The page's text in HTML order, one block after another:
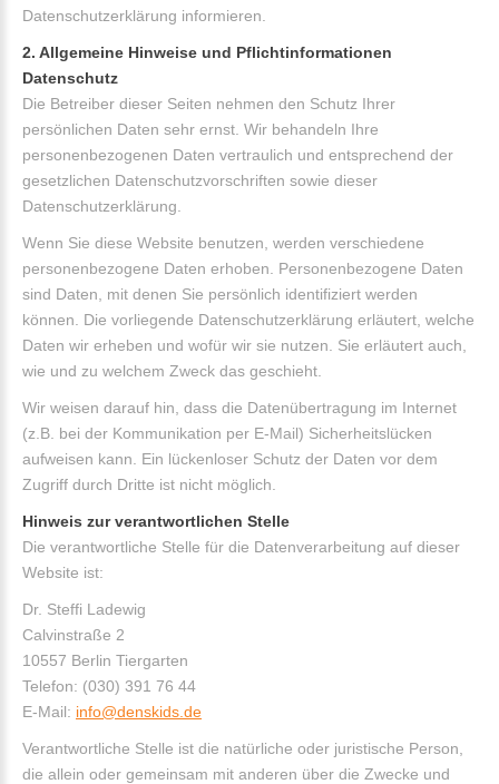
Datenschutzerklärung informieren.
2. Allgemeine Hinweise und Pflichtinformationen
Datenschutz
Die Betreiber dieser Seiten nehmen den Schutz Ihrer
persönlichen Daten sehr ernst. Wir behandeln Ihre
personenbezogenen Daten vertraulich und entsprechend der
gesetzlichen Datenschutzvorschriften sowie dieser
Datenschutzerklärung.
Wenn Sie diese Website benutzen, werden verschiedene
personenbezogene Daten erhoben. Personenbezogene Daten
sind Daten, mit denen Sie persönlich identifiziert werden
können. Die vorliegende Datenschutzerklärung erläutert, welche
Daten wir erheben und wofür wir sie nutzen. Sie erläutert auch,
wie und zu welchem Zweck das geschieht.
Wir weisen darauf hin, dass die Datenübertragung im Internet
(z.B. bei der Kommunikation per E-Mail) Sicherheitslücken
aufweisen kann. Ein lückenloser Schutz der Daten vor dem
Zugriff durch Dritte ist nicht möglich.
Hinweis zur verantwortlichen Stelle
Die verantwortliche Stelle für die Datenverarbeitung auf dieser
Website ist:
Dr. Steffi Ladewig
Calvinstraße 2
10557 Berlin Tiergarten
Telefon: (030) 391 76 44
E-Mail: info@denskids.de
Verantwortliche Stelle ist die natürliche oder juristische Person,
die allein oder gemeinsam mit anderen über die Zwecke und